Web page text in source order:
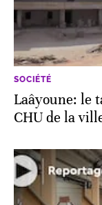
SOCIÉTÉ
Laâyoune: le
CHU de la